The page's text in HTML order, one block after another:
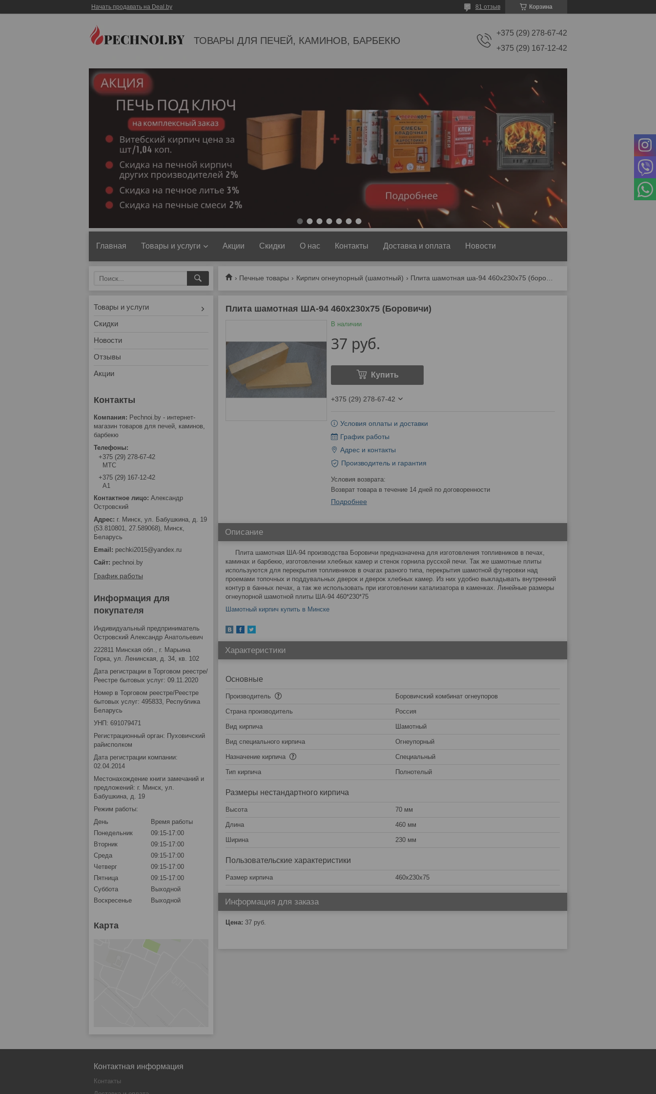
Начать продавать на Deal.by Корзина
81 отзыв
ТОВАРЫ ДЛЯ ПЕЧЕЙ, КАМИНОВ, БАРБЕКЮ
+375 (29) 278-67-42
+375 (29) 167-12-42
Главная Товары и услуги Акции Скидки О нас Контакты Доставка и оплата Новости
Печные товары Кирпич огнеупорный (шамотный) Плита шамотная ша-94 460х230х75 (боровичи)
Плита шамотная ША-94 460х230х75 (Боровичи)
В наличии
37 руб.
Купить
+375 (29) 278-67-42
Условия оплаты и доставки
График работы
Адрес и контакты
Производитель и гарантия
возврат товара в течение 14 дней по договоренности
Подробнее
Описание
Плита шамотная ША-94 производства Боровичи предназначена для изготовления топливников в печах,
каминах и барбекю, изготовлении хлебных камер и стенок горнила русской печи. Так же шамотные плиты
используются для перекрытия топливников в очагах разного типа, перекрытия шамотной футеровки над
проемами топочных и поддувальных дверок и дверок хлебных камер. Из них удобно выкладывать внутренний
контур в банных печах, а так же использовать при изготовлении катализатора в каменках. Линейные размеры
огнеупорной шамотной плиты ША-94 460*230*75
Шамотный кирпич купить в Минске
Характеристики
Основные
Производитель Боровичский комбинат огнеупоров
Страна производитель Россия
Вид кирпича Шамотный
Вид специального кирпича Огнеупорный
Назначение кирпича Специальный
Тип кирпича Полнотелый
Размеры нестандартного кирпича
Высота 70 мм
Длина 460 мм
Ширина 230 мм
Пользовательские характеристики
Размер кирпича 460х230х75
Информация для заказа
Цена: 37 руб.
Товары и услуги
Скидки
Новости
Отзывы
Акции
Pechnoi.by - интернет-
магазин товаров для печей, каминов,
барбекю
+375 (29) 278-67-42
МТС
+375 (29) 167-12-42
А1
Александр
Островский
г. Минск, ул. Бабушкина, д. 19
(53.810801, 27.589068), Минск,
Беларусь
pechki2015@yandex.ru
pechnoi.by
График работы
Информация для
покупателя
Индивидуальный предприниматель
Островский Александр Анатольевич
222811 Минская обл., г. Марьина
Горка, ул. Ленинская, д. 34, кв. 102
Дата регистрации в Торговом реестре/
Реестре бытовых услуг: 09.11.2020
Номер в Торговом реестре/Реестре
бытовых услуг: 495833, Республика
Беларусь
УНП: 691079471
Регистрационный орган: Пуховичский
райисполком
Дата регистрации компании:
02.04.2014
Местонахождение книги замечаний и
предложений: г. Минск, ул.
Бабушкина, д. 19
Режим работы:
День
Время работы
Понедельник
09:15-17:00
Вторник
09:15-17:00
Среда
09:15-17:00
Четверг
09:15-17:00
Пятница
09:15-17:00
Суббота
Выходной
Воскресенье
Выходной
Карта
Контактная информация
Контакты